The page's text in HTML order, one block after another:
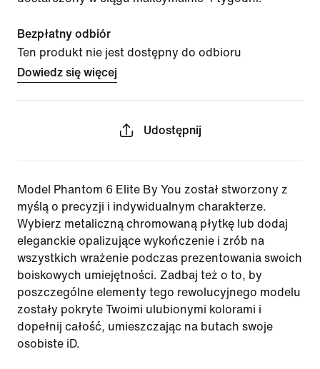
Bezpłatny odbiór
Ten produkt nie jest dostępny do odbioru
Dowiedz się więcej
Udostępnij
Model Phantom 6 Elite By You został stworzony z
myślą o precyzji i indywidualnym charakterze.
Wybierz metaliczną chromowaną płytkę lub dodaj
eleganckie opalizujące wykończenie i zrób na
wszystkich wrażenie podczas prezentowania swoich
boiskowych umiejętności. Zadbaj też o to, by
poszczególne elementy tego rewolucyjnego modelu
zostały pokryte Twoimi ulubionymi kolorami i
dopełnij całość, umieszczając na butach swoje
osobiste iD.